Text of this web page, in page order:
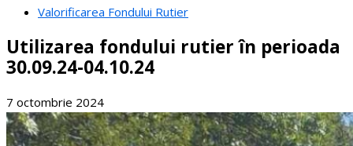
Valorificarea Fondului Rutier
Utilizarea fondului rutier în perioada
30.09.24-04.10.24
7 octombrie 2024